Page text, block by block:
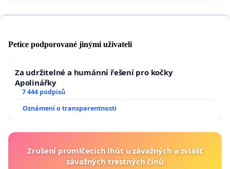
Petice podporované jinými uživateli
Za udržitelné a humánní řešení pro kočky
Apolinářky
7 444 podpisů
Oznámení o transparentnosti
Zrušení promlčecích lhůt u závažných a zvlášť
závažných trestných činů